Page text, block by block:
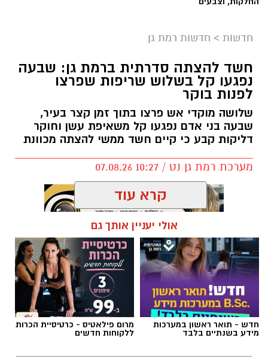
חדשות > חדשות רמת גן
חשד להצתה סדרתית ברמת גן: שבעה
נפגעו קל בשלוש שריפות שפרצו
לפנות בוקר
שלושה מוקדי אש פרצו בתוך זמן קצר בעיר,
שבעה בני אדם נפגעו קל משאיפת עשן וחוקר
דליקות קבע כי קיים חשד ממשי להצתה מכוונת
מערכת רמת גן נט / 10:27 07.08.26
תגים:שריפה רמת גן
קרא עוד
אולי יעניין אותך גם
חדש - תואר ראשון במערכות
מידע בשנתיים בלבד
מרום פילאטיס - כרטיסיית הכרות
ללקוחות חדשים